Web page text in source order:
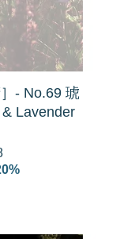
- No.69 琥
Lavender